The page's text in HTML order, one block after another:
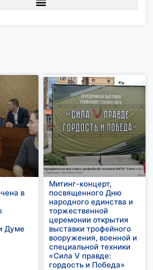
в
Думе
Митинг-концерт,
посвященного Дню
народного единства и
торжественной
церемонии открытия
выставки трофейного
вооружения, военной и
специальной техники
«Сила V правде:
гордость и Победа»